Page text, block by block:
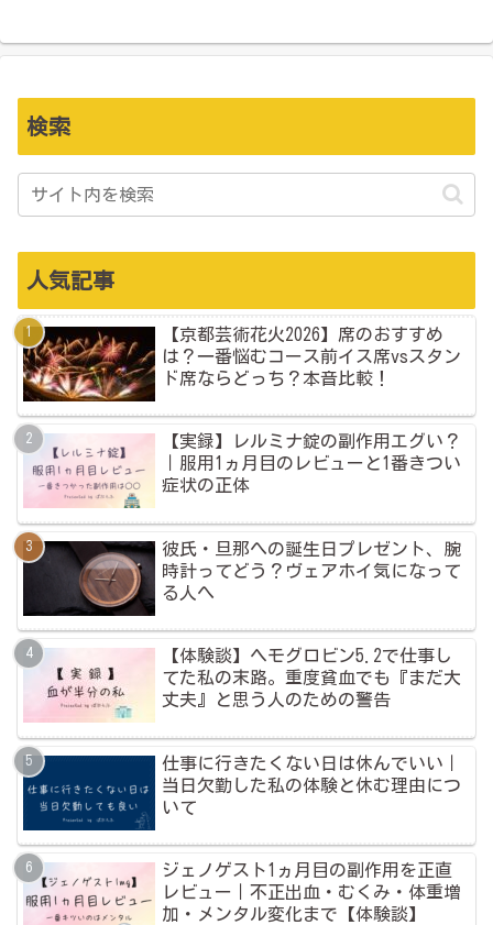
検索
人気記事
【京都芸術花火2026】席のおすすめ
は？一番悩むコース前イス席vsスタン
ド席ならどっち？本音比較！
【実録】レルミナ錠の副作用エグい？
｜服用1ヵ月目のレビューと1番きつい
症状の正体
彼氏・旦那への誕生日プレゼント、腕
時計ってどう？ヴェアホイ気になって
る人へ
【体験談】ヘモグロビン5.2で仕事し
てた私の末路。重度貧血でも『まだ大
丈夫』と思う人のための警告
仕事に行きたくない日は休んでいい｜
当日欠勤した私の体験と休む理由につ
いて
ジェノゲスト1ヵ月目の副作用を正直
レビュー｜不正出血・むくみ・体重増
加・メンタル変化まで【体験談】